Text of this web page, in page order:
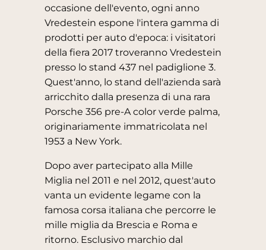
occasione dell'evento, ogni anno
Vredestein espone l'intera gamma di
prodotti per auto d'epoca: i visitatori
della fiera 2017 troveranno Vredestein
presso lo stand 437 nel padiglione 3.
Quest'anno, lo stand dell'azienda sarà
arricchito dalla presenza di una rara
Porsche 356 pre-A color verde palma,
originariamente immatricolata nel
1953 a New York.
Dopo aver partecipato alla Mille
Miglia nel 2011 e nel 2012, quest'auto
vanta un evidente legame con la
famosa corsa italiana che percorre le
mille miglia da Brescia e Roma e
ritorno. Esclusivo marchio dal